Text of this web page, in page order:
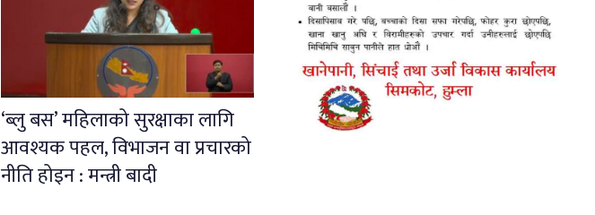
‘ब्लु बस’ महिलाको सुरक्षाका लागि
आवश्यक पहल, विभाजन वा प्रचारको
नीति होइन : मन्त्री बादी